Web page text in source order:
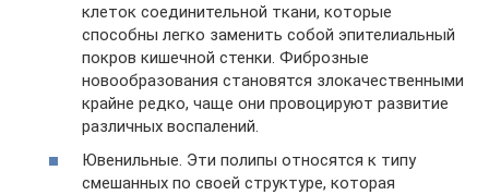
клеток соединительной ткани, которые
способны легко заменить собой эпителиальный
покров кишечной стенки. Фиброзные
новообразования становятся злокачественными
крайне редко, чаще они провоцируют развитие
различных воспалений.
Ювенильные. Эти полипы относятся к типу
смешанных по своей структуре, которая